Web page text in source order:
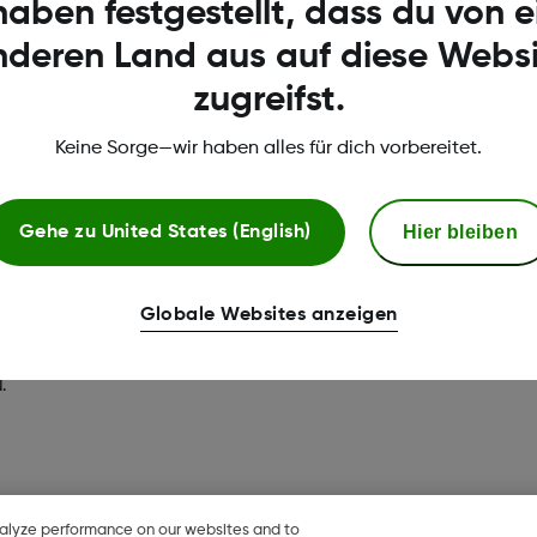
uns eine E-Mail an:
Share sind Handelsmarken bzw. in den USA eingetragene
performance on our websites and to
festgestellt, dass du von
Land aus auf diese
zugreifst.
Keine Sorge—wir haben alles für dich vorbereitet.
Gehe zu United States (English) Hier bleiben
Globale Websites anzeigen